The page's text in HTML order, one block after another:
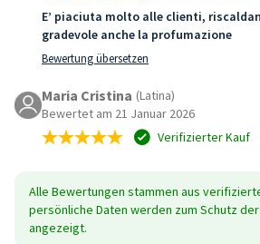
E’ piaciuta molto alle clienti,
gradevole anche la profumazione
Bewertung übersetzen
Maria Cristina (Latina)
Bewertet am 21 Januar 2026
Verifizierter Kauf
Alle Bewertungen stammen aus
persönliche Daten werden zum Schutz
angezeigt.